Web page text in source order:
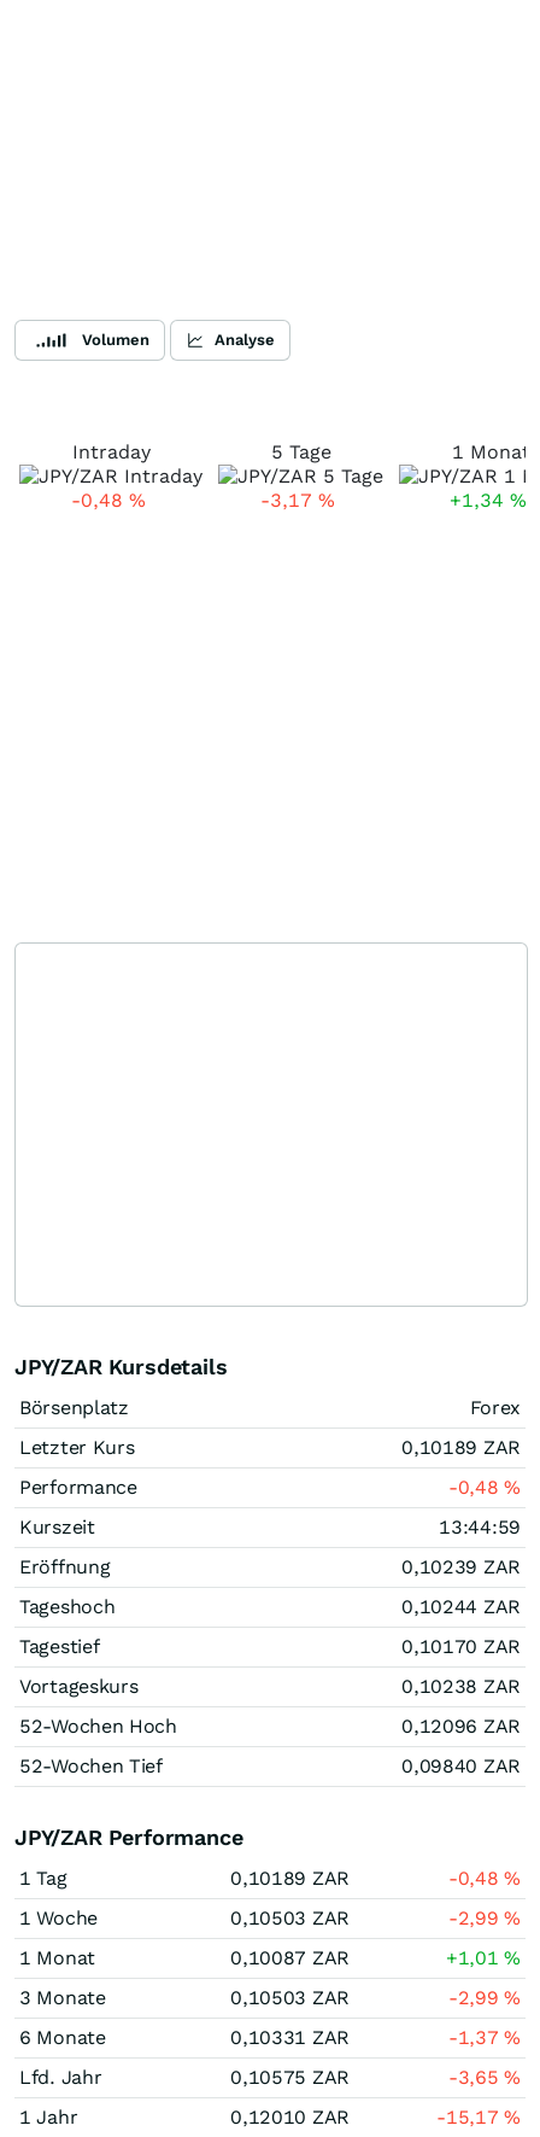
Volumen Analyse
Intraday
-0,48 %
5 Tage
-3,17 %
1 Monat
+1,34 %
JPY/ZAR Kursdetails
Börsenplatz
Forex
Letzter Kurs
0,10189 ZAR
Performance
-0,48%
Kurszeit
13:44:59
Eröffnung
0,10239 ZAR
Tageshoch
0,10244 ZAR
Tagestief
0,10170 ZAR
Vortageskurs
0,10238 ZAR
52-Wochen Hoch
0,12096 ZAR
52-Wochen Tief
0,09840 ZAR
JPY/ZAR Performance
1 Tag 0,10189 ZAR -0,48%
1 Woche
0,10503 ZAR -2,99%
1 Monat
0,10087 ZAR +1,01%
3 Monate
0,10503 ZAR -2,99%
6 Monate
0,10331 ZAR -1,37%
Lfd. Jahr
0,10575 ZAR -3,65%
1 Jahr
0,12010 ZAR -15,17%